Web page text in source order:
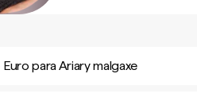
para Ariary malgaxe